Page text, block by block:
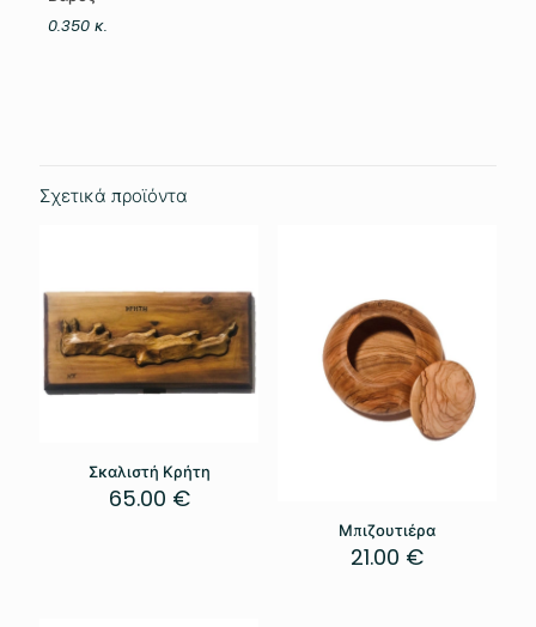
0.350 κ.
Σχετικά προϊόντα
Σκαλιστή Κρήτη
65.00 €
Μπιζουτιέρα
21.00 €